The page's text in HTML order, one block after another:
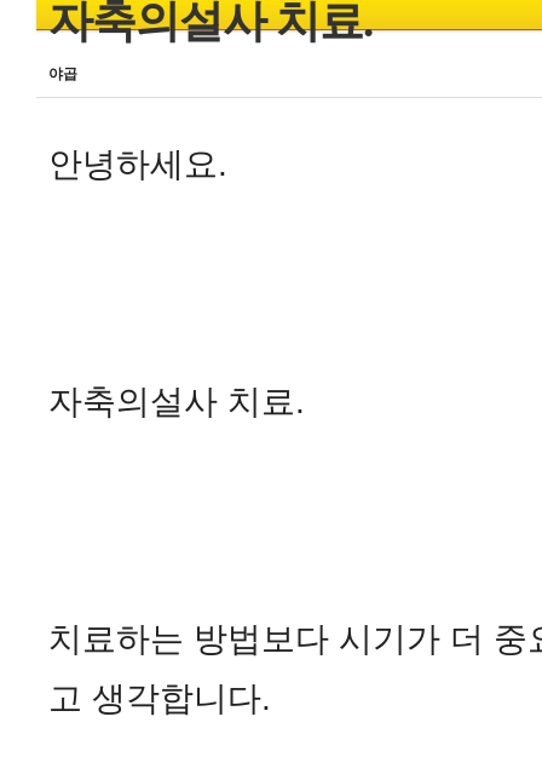
자축의설사 치료.
야곱
안녕하세요.
자축의설사 치료.
치료하는 방법보다 시기가 더
고 생각합니다.